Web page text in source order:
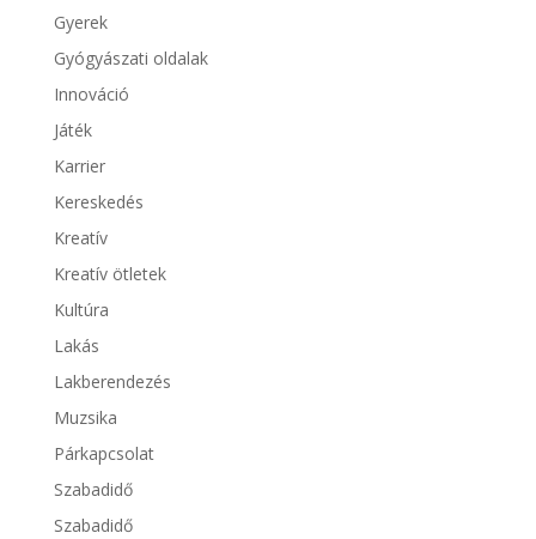
Gyerek
Gyógyászati oldalak
Innováció
Játék
Karrier
Kereskedés
Kreatív
Kreatív ötletek
Kultúra
Lakás
Lakberendezés
Muzsika
Párkapcsolat
Szabadidő
Szabadidő